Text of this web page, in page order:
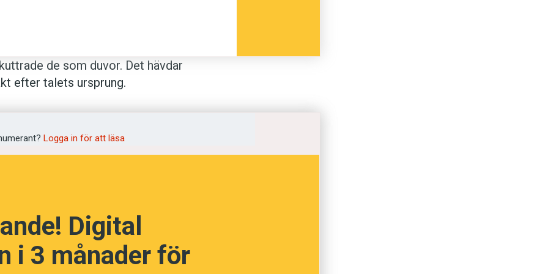
de som duvor. Det hävdar
efter talets ursprung.
minst 66 miljoner år gammalt.
ifrån sig läten har gått från fåglar till
Logga in för att läsa
Digital
i 3 månader för